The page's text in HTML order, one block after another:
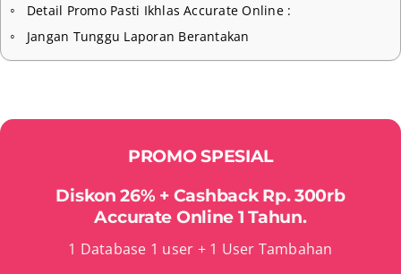
Detail Promo Pasti Ikhlas Accurate Online :
Jangan Tunggu Laporan Berantakan
PROMO SPESIAL
Diskon 26% + Cashback Rp. 300rb
Accurate Online 1 Tahun.
1 Database 1 user + 1 User Tambahan